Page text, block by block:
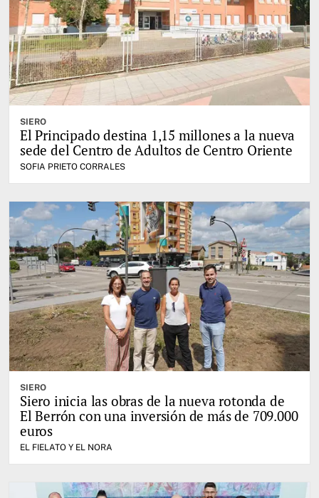
SIERO
El Principado destina 1,15 millones a la nueva
sede del Centro de Adultos de Centro Oriente
SOFIA PRIETO CORRALES
SIERO
Siero inicia las obras de la nueva rotonda de
El Berrón con una inversión de más de 709.000
euros
EL FIELATO Y EL NORA